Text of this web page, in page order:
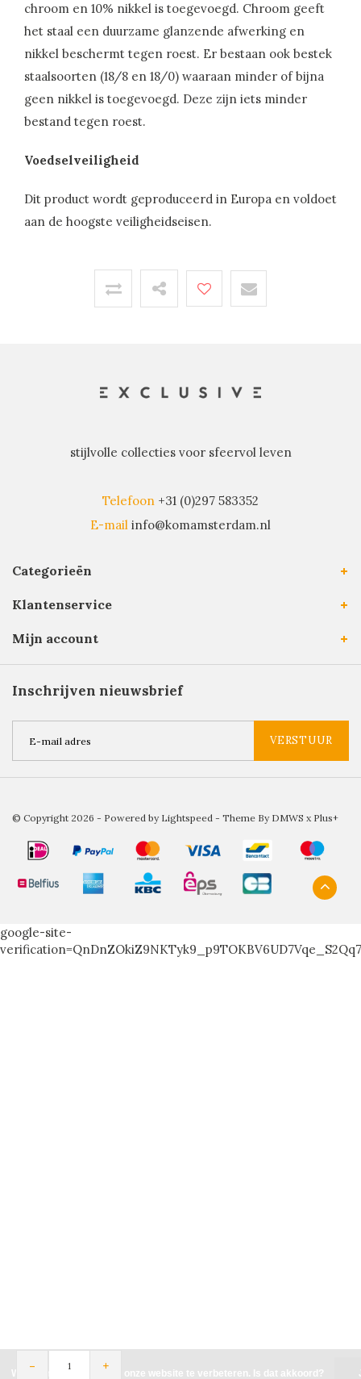
- +
chroom en 10% nikkel is toegevoegd. Chroom geeft
het staal een duurzame glanzende afwerking en
nikkel beschermt tegen roest. Er bestaan ook bestek
staalsoorten (18/8 en 18/0) waaraan minder of bijna
geen nikkel is toegevoegd. Deze zijn iets minder
bestand tegen roest.
Voedselveiligheid
Dit product wordt geproduceerd in Europa en voldoet
aan de hoogste veiligheidseisen.
stijlvolle collecties voor sfeervol leven
Telefoon +31 (0)297 583352
E-mail info@komamsterdam.nl
Categorieën
Klantenservice
Mijn account
Inschrijven nieuwsbrief
VERSTUUR
© Copyright 2026 - Powered by Lightspeed - Theme By DMWS x Plus+
google-site-
Wij slaan cookies op om onze website te verbeteren. Is dat akkoord?